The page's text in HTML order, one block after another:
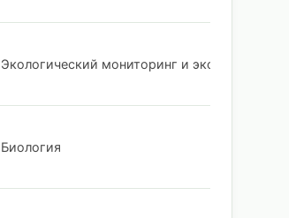
Экологический мониторинг и экспертиза
Биология